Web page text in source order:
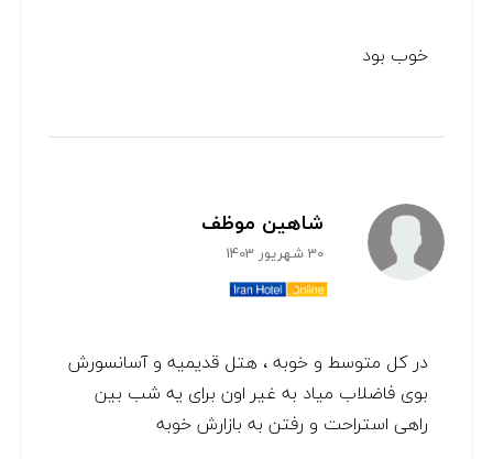
خوب بود
شاهین موظف
30 شهریور 1403
در کل متوسط و خوبه ، هتل قدیمیه و آسانسورش
بوی فاضلاب میاد به غیر اون برای یه شب بین
راهی استراحت و رفتن به بازارش خوبه